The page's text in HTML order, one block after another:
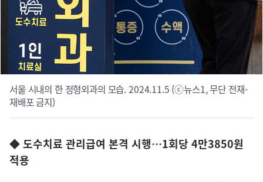
서울 시내의 한 정형외과의 모습. 2024.11.5 (ⓒ뉴스1, 무단 전재-
재배포 금지)
◆ 도수치료 관리급여 본격 시행…1회당 4만3850원
적용